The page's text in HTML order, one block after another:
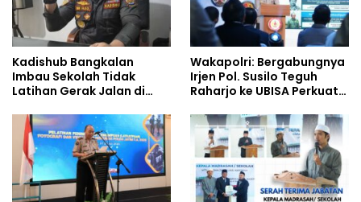
Kadishub Bangkalan
Imbau Sekolah Tidak
Latihan Gerak Jalan di
Wakapolri: Bergabungnya
Irjen Pol. Susilo Teguh
Raharjo ke UBISA Perkuat
Studi Kepolisian